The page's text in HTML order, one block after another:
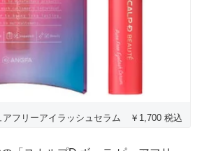
アフリーアイラッシュセラム ￥1,700 税込